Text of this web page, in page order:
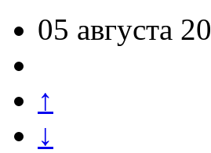
05 августа
↑
↓